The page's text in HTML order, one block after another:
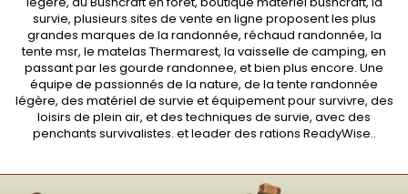
survie, plusieurs sites de vente en ligne proposent les plus
grandes marques de la randonnée, réchaud randonnée, la
tente msr, le matelas Thermarest, la vaisselle de camping, en
passant par les gourde randonnee, et bien plus encore. Une
équipe de passionnés de la nature, de latente randonnée
légère, des matériel de survie et équipement pour survivre, des
loisirs de plein air, et des techniques de survie, avec des
penchants survivalistes. et leader des rations ReadyWise..